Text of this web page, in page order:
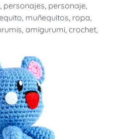
, personajes, personaje,
, muñequitos, ropa,
, amigurumi, crochet,